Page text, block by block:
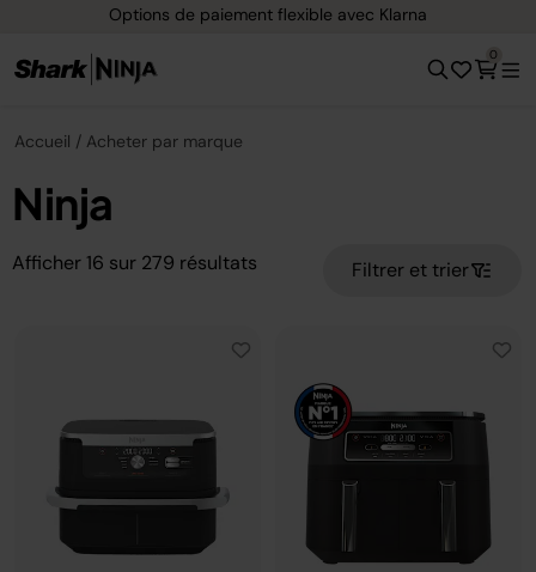
flexible avec Klarna Livraison
0
Accueil Acheter par marque
Ninja
Afficher 16 sur 279 résultats Filtrer et trier